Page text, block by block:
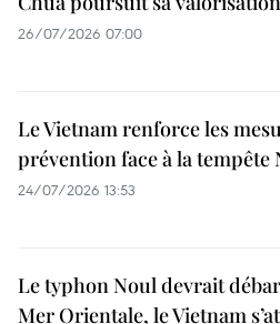
26/07/2026 07:00
Le Vietnam renforce les
prévention face à la tempête
24/07/2026 13:53
Le typhon Noul devrait
Mer Orientale, le Vietnam